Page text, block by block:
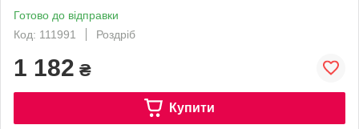
Готово до відправки
Код: 111991
Роздріб
1 182 ₴
Купити